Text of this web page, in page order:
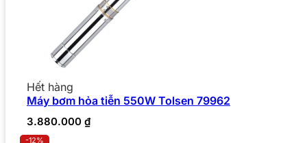
Hết hàng
Máy bơm hỏa tiễn 550W Tolsen 79962
3.880.000 ₫
-12%